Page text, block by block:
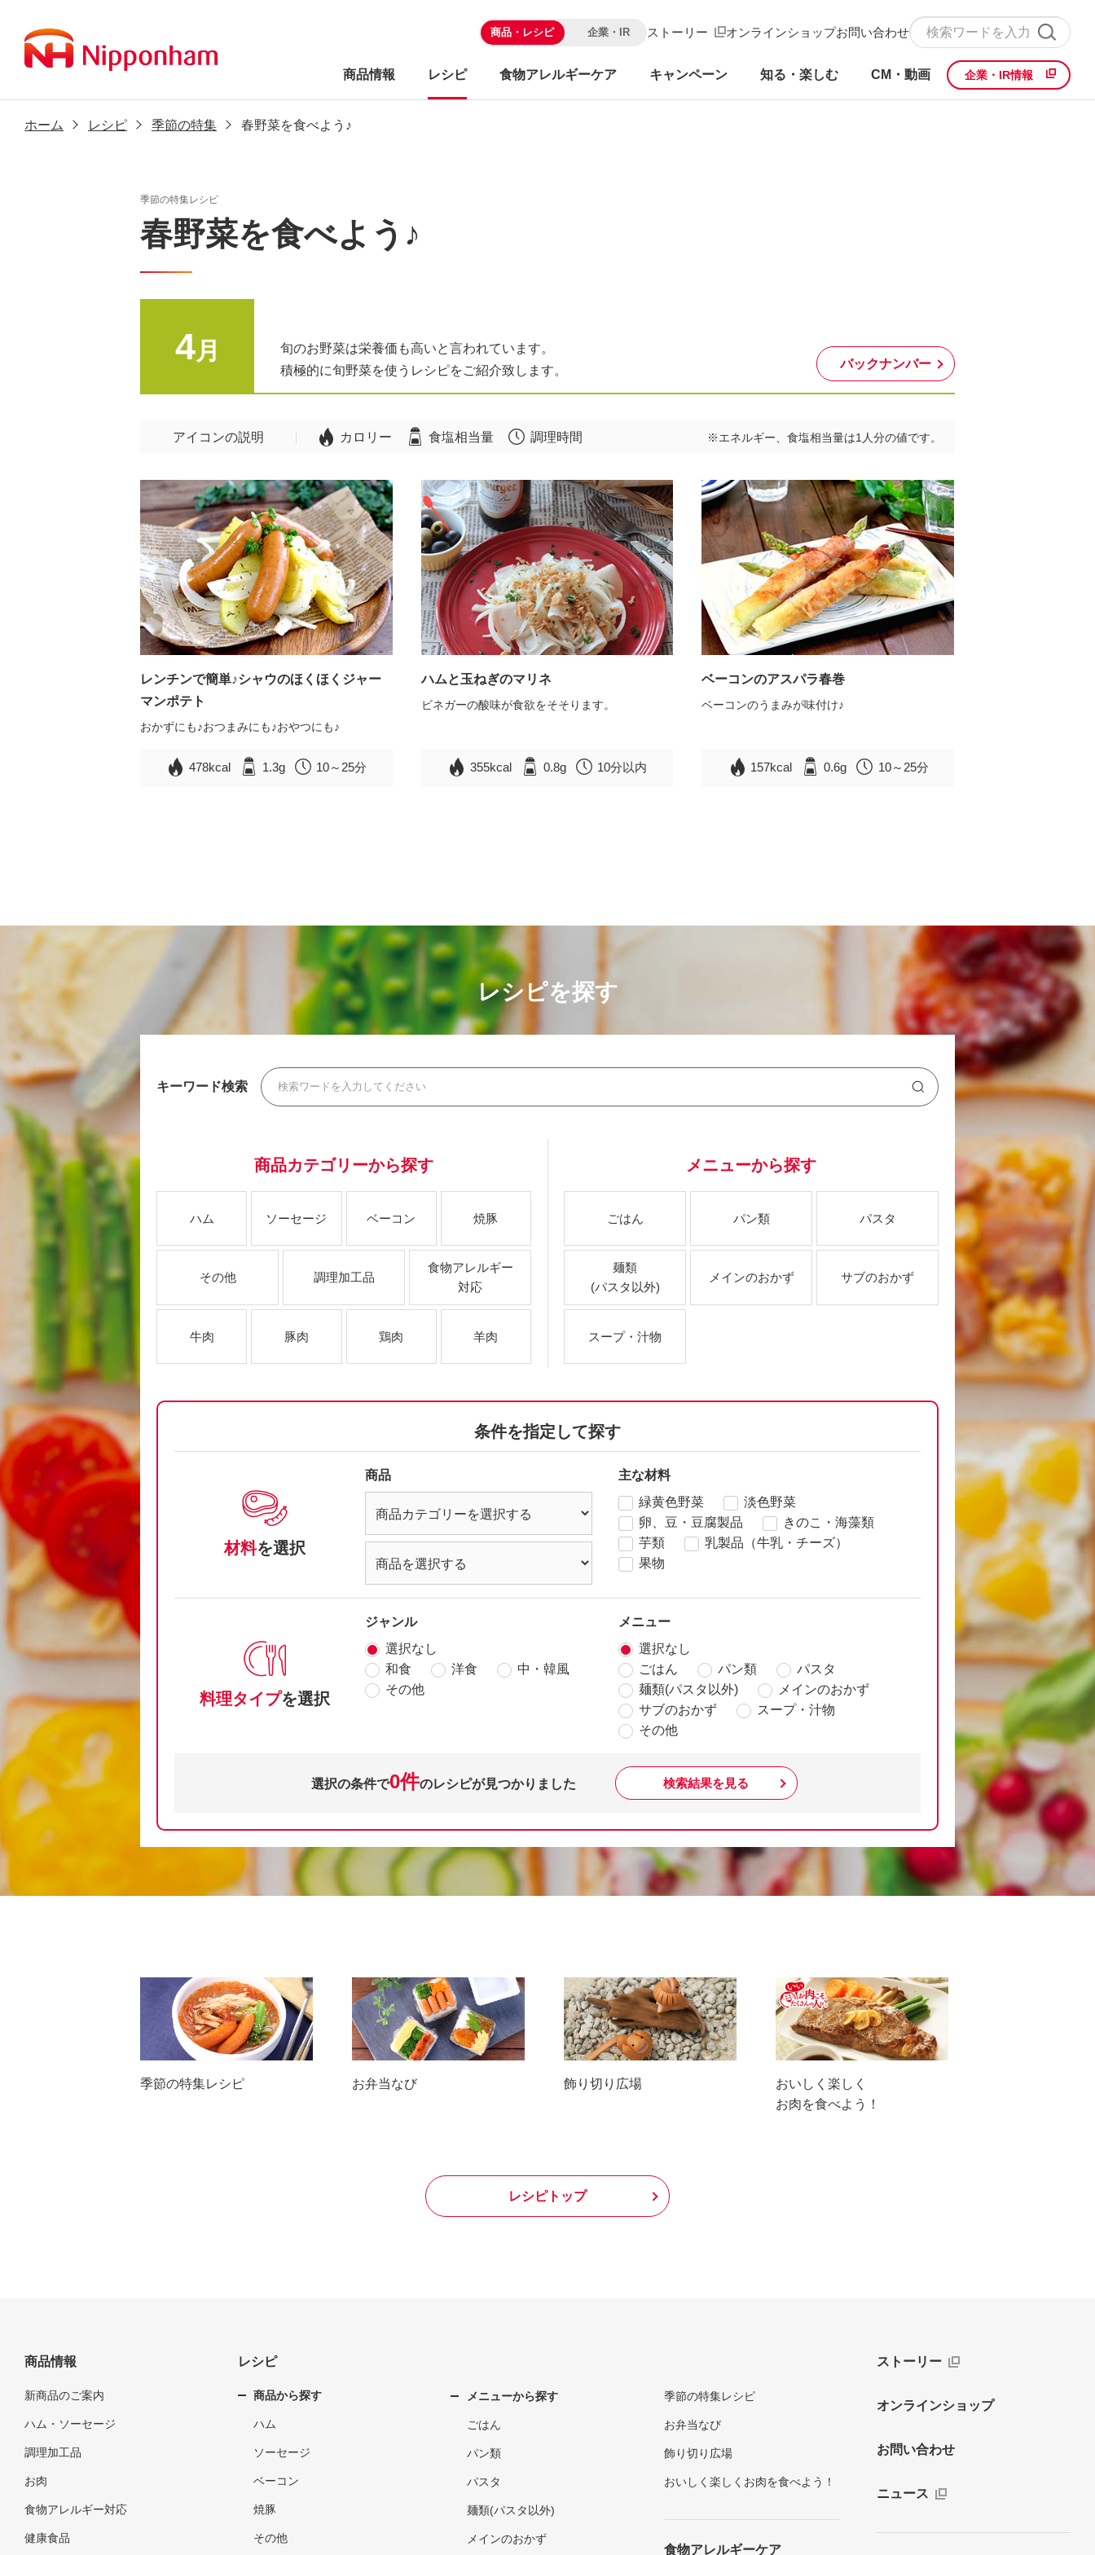
商品・レシピ 企業・IR ストーリー オンラインショップお問い合わせ
商品情報 レシピ 食物アレルギーケア キャンペーン 知る・楽しむ CM・動画 企業・IR情報
ホーム レシピ 季節の特集 春野菜を食べよう♪
季節の特集レシピ
春野菜を食べよう♪
4月
旬のお野菜は栄養価も高いと言われています。
積極的に旬野菜を使うレシピをご紹介致します。
バックナンバー
アイコンの説明 カロリー 食塩相当量 調理時間 ※エネルギー、食塩相当量は1人分の値です。
レンチンで簡単♪シャウのほくほくジャー
マンポテト
おかずにも♪おつまみにも♪おやつにも♪
478kcal 1.3g 10～25分
ハムと玉ねぎのマリネ
ビネガーの酸味が食欲をそそります。
355kcal 0.8g 10分以内
ベーコンのアスパラ春巻
ベーコンのうまみが味付け♪
157kcal 0.6g 10～25分
レシピを探す
キーワード検索
商品カテゴリーから探す
ハム ソーセージ ベーコン 焼豚
その他 調理加工品
食物アレルギー
対応
牛肉 豚肉 鶏肉 羊肉
メニューから探す
ごはん パン類 パスタ
麺類
(パスタ以外)
メインのおかず サブのおかず
スープ・汁物
条件を指定して探す
材料を選択
商品
主な材料
緑黄色野菜
淡色野菜
卵、豆・豆腐製品
きのこ・海藻類
芋類
乳製品（牛乳・チーズ）
果物
料理タイプを選択
ジャンル
選択なし
和食
洋食
中・韓風
その他
メニュー
選択なし
ごはん
パン類
パスタ
麺類(パスタ以外)
メインのおかず
サブのおかず
スープ・汁物
その他
選択の条件で0件のレシピが見つかりました 検索結果を見る
季節の特集レシピ お弁当なび 飾り切り広場
おいしく楽しく
お肉を食べよう！
レシピトップ
商品情報
新商品のご案内
ハム・ソーセージ
調理加工品
お肉
食物アレルギー対応
健康食品
レシピ
商品から探す
ハム
ソーセージ
ベーコン
焼豚
その他
メニューから探す
ごはん
パン類
パスタ
麺類(パスタ以外)
メインのおかず
季節の特集レシピ
お弁当なび
飾り切り広場
おいしく楽しくお肉を食べよう！
食物アレルギーケア
ストーリー
オンラインショップ
お問い合わせ
ニュース